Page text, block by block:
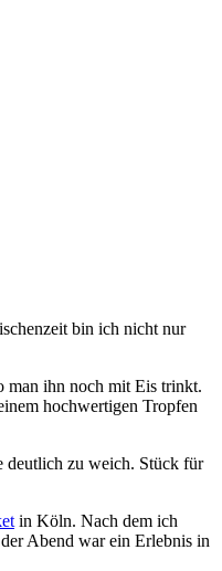
bin ich nicht nur
man ihn noch mit Eis trinkt.
hochwertigen Tropfen
deutlich zu weich. Stück für
in Köln. Nach dem ich
Abend war ein Erlebnis in